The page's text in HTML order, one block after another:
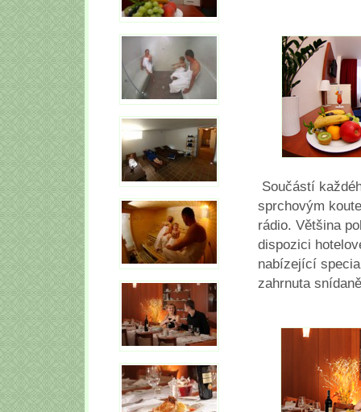
Součástí
sprchovým
rádio. Většina
dispozici
nabízející
zahrnuta